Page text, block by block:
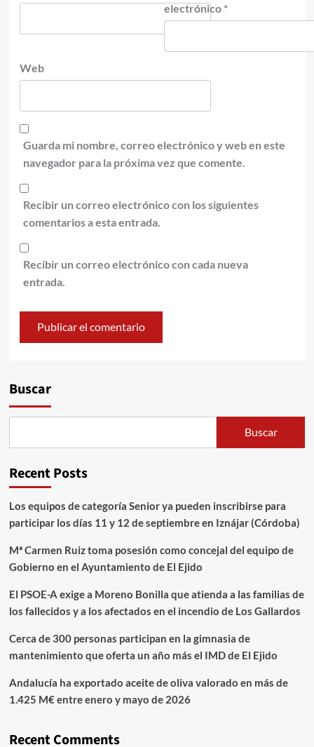
electrónico *
Web
Guarda mi nombre, correo electrónico y web en este
navegador para la próxima vez que comente.
Recibir un correo electrónico con los siguientes
comentarios a esta entrada.
Recibir un correo electrónico con cada nueva
entrada.
Buscar
Buscar
Recent Posts
Los equipos de categoría Senior ya pueden inscribirse para
participar los días 11 y 12 de septiembre en Iznájar (Córdoba)
Mª Carmen Ruiz toma posesión como concejal del equipo de
Gobierno en el Ayuntamiento de El Ejido
El PSOE-A exige a Moreno Bonilla que atienda a las familias de
los fallecidos y a los afectados en el incendio de Los Gallardos
Cerca de 300 personas participan en la gimnasia de
mantenimiento que oferta un año más el IMD de El Ejido
Andalucía ha exportado aceite de oliva valorado en más de
1.425 M€ entre enero y mayo de 2026
Recent Comments